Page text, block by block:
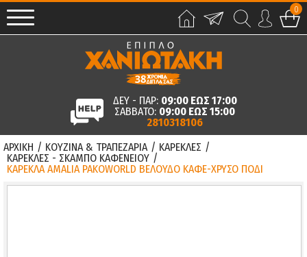
0
ΔΕΥ - ΠΑΡ: 09:00 ΕΩΣ 17:00
ΣΑΒΒΑΤΟ: 09:00 ΕΩΣ 15:00
2810318106
ΑΡΧΙΚΗ / ΚΟΥΖΙΝΑ & ΤΡΑΠΕΖΑΡΙΑ / ΚΑΡΕΚΛΕΣ /
ΚΑΡΕΚΛΕΣ - ΣΚΑΜΠΟ ΚΑΦΕΝΕΙΟΥ /
ΚΑΡΕΚΛΑ AMALIA PAKOWORLD ΒΕΛΟΥΔΟ ΚΑΦΕ-ΧΡΥΣΟ ΠΟΔΙ